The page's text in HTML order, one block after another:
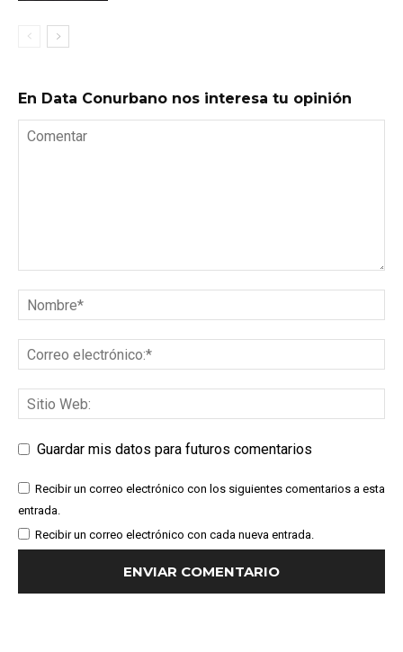
En Data Conurbano nos interesa tu opinión
Guardar mis datos para futuros comentarios
Recibir un correo electrónico con los siguientes comentarios a esta
entrada.
Recibir un correo electrónico con cada nueva entrada.